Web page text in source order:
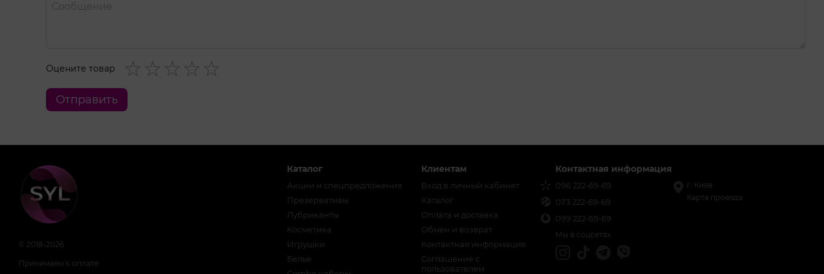
Оцените товар
Отправить
© 2018-2026
Принимаем к оплате
Каталог
Акции и спецпредложения
Презервативы
Лубриканты
Косметика
Игрушки
Белье
Клиентам
Вход в личный кабинет
Каталог
Оплата и доставка
Обмен и возврат
Контактная информация
Соглашение с
пользователем
Контактная информация
096 222-69-69
073 222-69-69
099 222-69-69
г. Киев
Карта проезда
Мы в соцсетях